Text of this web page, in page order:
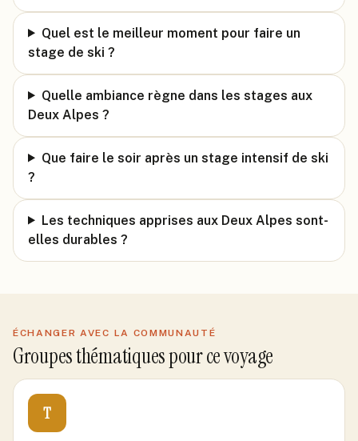
Quel est le meilleur moment pour faire un
stage de ski ?
Quelle ambiance règne dans les stages aux
Deux Alpes ?
Que faire le soir après un stage intensif de ski
?
Les techniques apprises aux Deux Alpes sont-
elles durables ?
ÉCHANGER AVEC LA COMMUNAUTÉ
Groupes thématiques pour ce voyage
T